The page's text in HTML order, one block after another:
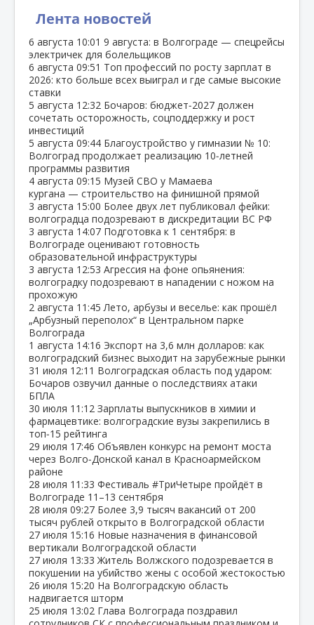
Лента новостей
6 августа 10:01 9 августа: в Волгограде — спецрейсы
электричек для болельщиков
6 августа 09:51 Топ профессий по росту зарплат в
2026: кто больше всех выиграл и где самые высокие
ставки
5 августа 12:32 Бочаров: бюджет‑2027 должен
сочетать осторожность, соцподдержку и рост
инвестиций
5 августа 09:44 Благоустройство у гимназии № 10:
Волгоград продолжает реализацию 10‑летней
программы развития
4 августа 09:15 Музей СВО у Мамаева
кургана — строительство на финишной прямой
3 августа 15:00 Более двух лет публиковал фейки:
волгоградца подозревают в дискредитации ВС РФ
3 августа 14:07 Подготовка к 1 сентября: в
Волгограде оценивают готовность
образовательной инфраструктуры
3 августа 12:53 Агрессия на фоне опьянения:
волгоградку подозревают в нападении с ножом на
прохожую
2 августа 11:45 Лето, арбузы и веселье: как прошёл
„Арбузный переполох“ в Центральном парке
Волгограда
1 августа 14:16 Экспорт на 3,6 млн долларов: как
волгоградский бизнес выходит на зарубежные рынки
31 июля 12:11 Волгоградская область под ударом:
Бочаров озвучил данные о последствиях атаки
БПЛА
30 июля 11:12 Зарплаты выпускников в химии и
фармацевтике: волгоградские вузы закрепились в
топ‑15 рейтинга
29 июля 17:46 Объявлен конкурс на ремонт моста
через Волго‑Донской канал в Красноармейском
районе
28 июля 11:33 Фестиваль #ТриЧетыре пройдёт в
Волгограде 11–13 сентября
28 июля 09:27 Более 3,9 тысяч вакансий от 200
тысяч рублей открыто в Волгоградской области
27 июля 15:16 Новые назначения в финансовой
вертикали Волгоградской области
27 июля 13:33 Житель Волжского подозревается в
покушении на убийство жены с особой жестокостью
26 июля 15:20 На Волгоградскую область
надвигается шторм
25 июля 13:02 Глава Волгограда поздравил